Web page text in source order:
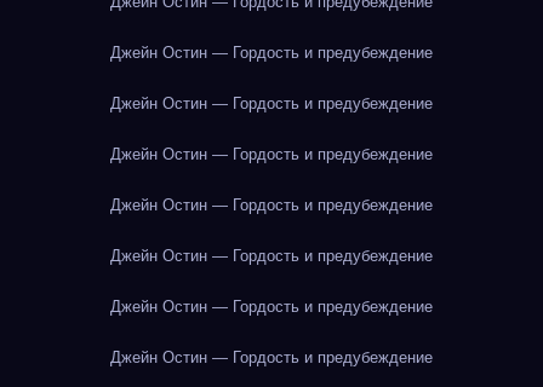
Джейн Остин — Гордость и предубеждение
Джейн Остин — Гордость и предубеждение
Джейн Остин — Гордость и предубеждение
Джейн Остин — Гордость и предубеждение
Джейн Остин — Гордость и предубеждение
Джейн Остин — Гордость и предубеждение
Джейн Остин — Гордость и предубеждение